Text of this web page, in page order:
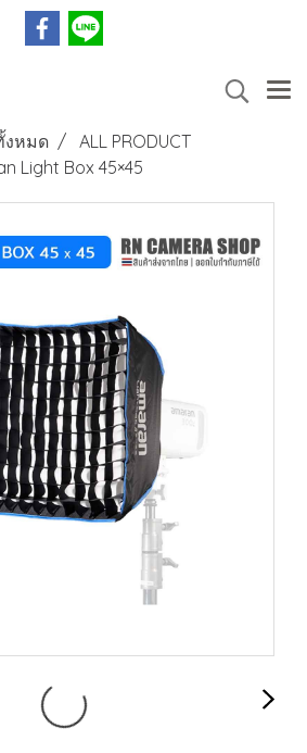
งหมด
ALL PRODUCT
Light Box 45×45